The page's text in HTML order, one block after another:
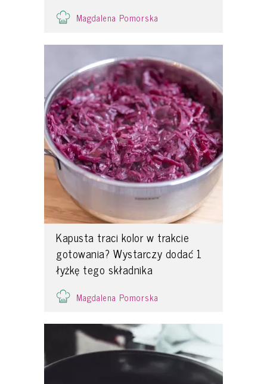
Magdalena Pomorska
Kapusta traci kolor w trakcie
gotowania? Wystarczy dodać 1
łyżkę tego składnika
Magdalena Pomorska